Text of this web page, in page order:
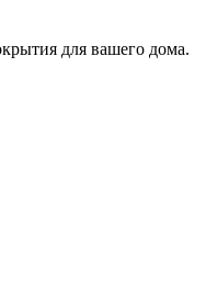
для вашего дома.